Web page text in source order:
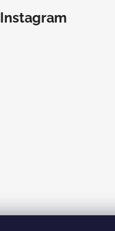
Instagram